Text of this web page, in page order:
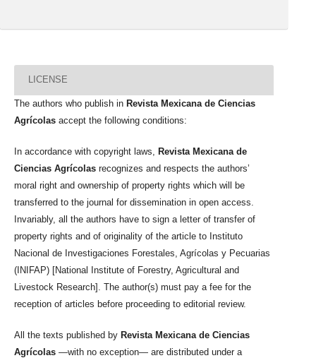
LICENSE
The authors who publish in Revista Mexicana de Ciencias
Agrícolas accept the following conditions:
In accordance with copyright laws,
Revista Mexicana de
Ciencias Agrícolas recognizes and respects the authors’
moral right and ownership of property rights which will be
transferred to the journal for dissemination in open access.
Invariably, all the authors have to sign a letter of transfer of
property rights and of originality of the article to Instituto
Nacional de Investigaciones Forestales, Agrícolas y Pecuarias
(INIFAP) [National Institute of Forestry, Agricultural and
Livestock Research]. The author(s) must pay a fee for the
reception of articles before proceeding to editorial review.
All the texts published by Revista Mexicana de Ciencias
Agrícolas —with no exception— are distributed under a